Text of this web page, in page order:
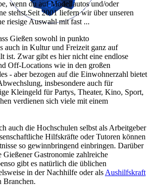
wenn du auf Modellautos und/oder
stehst.Seit 2001 liefern wir über unseren
riesige Auswahl mit fast ...
Gießen sowohl in punkto
auch in Kultur und Freizeit ganz auf
ist. Zwar gibt es hier nicht eine endlose
Off-Locations wie in den großen
- aber bezogen auf die Einwohnerzahl bietet
insbesondere auch für
Kleingeld für Partys, Theater, Kino, Sport,
verdienen sich viele mit einem
auch die Hochschulen selbst als Arbeitgeber
Hilfskräfte oder Tutoren können
so gewinnbringend einbringen. Darüber
Gießener Gastronomie zahlreiche
gibt es natürlich die üblichen
in der Nachhilfe oder als Aushilfskraft
Branchen.